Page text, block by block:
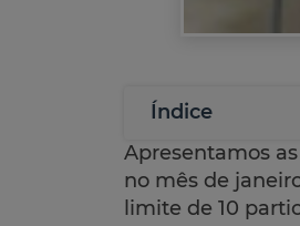
Índice
Apresentamos
no mês de
limite de 10